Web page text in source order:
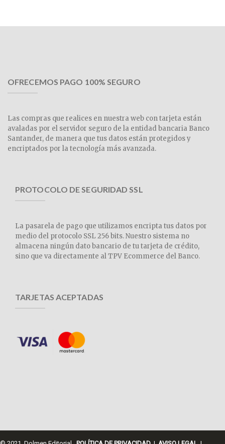
OFRECEMOS PAGO 100% SEGURO
Las compras que realices en nuestra web con tarjeta están
avaladas por el servidor seguro de la entidad bancaria Banco
Santander, de manera que tus datos están protegidos y
encriptados por la tecnología más avanzada.
PROTOCOLO DE SEGURIDAD SSL
La pasarela de pago que utilizamos encripta tus datos por
medio del protocolo SSL 256 bits. Nuestro sistema no
almacena ningún dato bancario de tu tarjeta de crédito,
sino que va directamente al TPV Ecommerce del Banco.
TARJETAS ACEPTADAS